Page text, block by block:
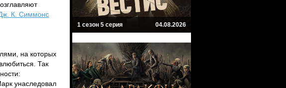
К. Симмонс
на которых
Так
унаследовал
1 сезон 5 серия 04.08.2026